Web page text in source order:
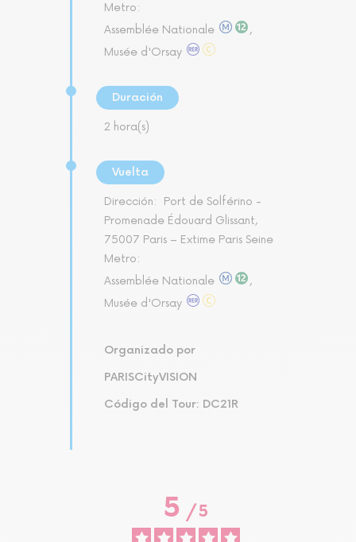
Metro:
Assemblée Nationale
,
Musée d'Orsay
Duración
2 hora(s)
Vuelta
Dirección:
Port de Solférino -
Promenade Édouard Glissant,
75007 Paris – Extime Paris Seine
Metro:
Assemblée Nationale
,
Musée d'Orsay
Organizado por
PARISCityVISION
Código del Tour: DC21R
5 / 5